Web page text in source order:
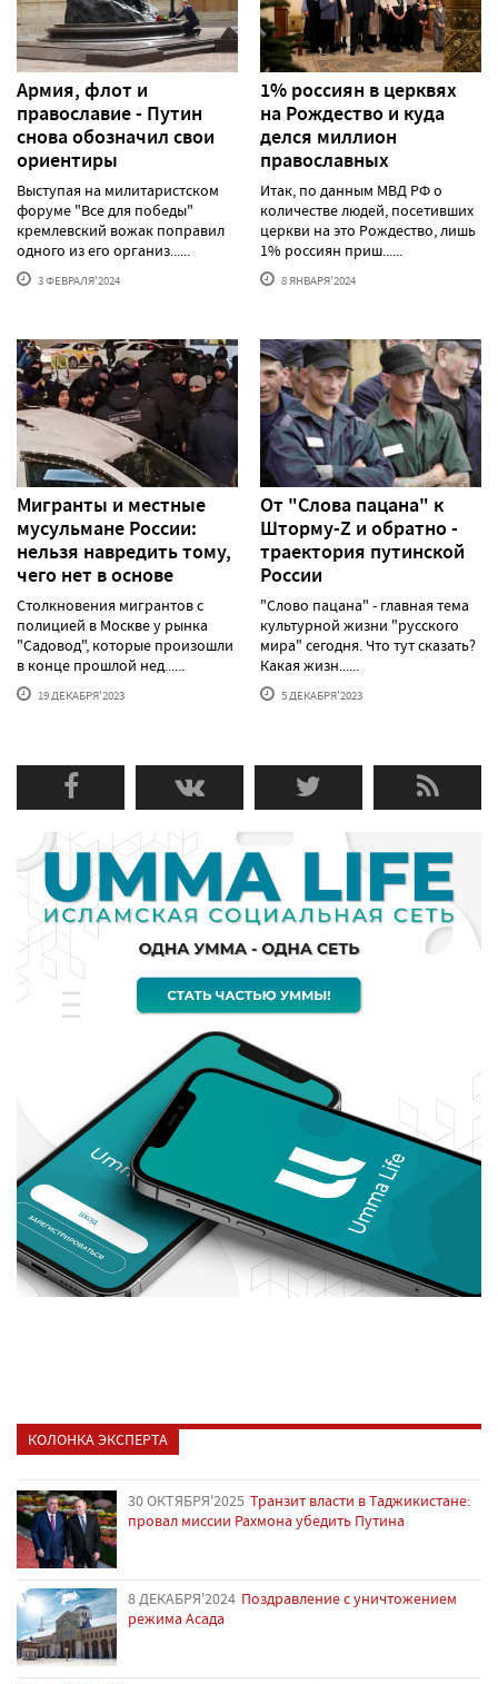
Армия, флот и
православие - Путин
снова обозначил свои
ориентиры
Выступая на милитаристском
форуме "Все для победы"
кремлевский вожак поправил
одного из его организ......
3 ФЕВРАЛЯ'2024
1% россиян в церквях
на Рождество и куда
делся миллион
православных
Итак, по данным МВД РФ о
количестве людей, посетивших
церкви на это Рождество, лишь
1% россиян приш......
8 ЯНВАРЯ'2024
Мигранты и местные
мусульмане России:
нельзя навредить тому,
чего нет в основе
Столкновения мигрантов с
полицией в Москве у рынка
"Садовод", которые произошли
в конце прошлой нед......
19 ДЕКАБРЯ'2023
От "Слова пацана" к
Шторму-Z и обратно -
траектория путинской
России
"Слово пацана" - главная тема
культурной жизни "русского
мира" сегодня. Что тут сказать?
Какая жизн......
5 ДЕКАБРЯ'2023
КОЛОНКА ЭКСПЕРТА
30 ОКТЯБРЯ'2025 Транзит власти в Таджикистане:
провал миссии Рахмона убедить Путина
8 ДЕКАБРЯ'2024 Поздравление с уничтожением
режима Асада